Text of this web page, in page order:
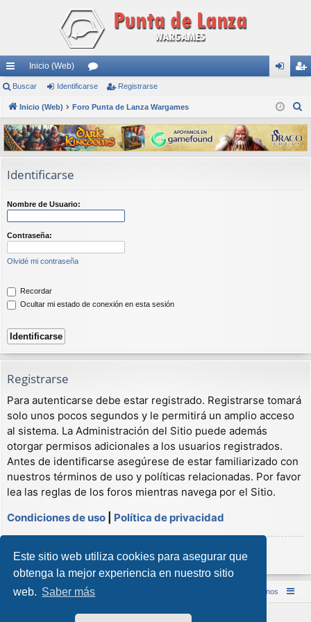
Este sitio web utiliza cookies para asegurar que
obtenga la mejor experiencia en nuestro sitio
web. Saber más
nl
ac
es
rá
pi
s
Inicio (Web)
or
os nti
fic
ar
ist
ra
rs
Buscar Identificarse Registrarse
Inicio (Web) Foro Punta de Lanza Wargames
s
c
Identificarse
Nombre de Usuario:
Contraseña:
Olvidé mi contraseña
Recordar
Ocultar mi estado de conexión en esta sesión
Registrarse
Para autenticarse debe estar registrado. Registrarse tomará
solo unos pocos segundos y le permitirá un amplio acceso
al sistema. La Administración del Sitio puede además
otorgar permisos adicionales a los usuarios registrados.
Antes de identificarse asegúrese de estar familiarizado con
nuestros términos de uso y políticas relacionadas. Por favor
lea las reglas de los foros mientras navega por el Sitio.
Condiciones de uso
Política de privacidad
Registrarse
Inicio (Web) Foro Punta de Lanza Wargames Contáctenos
Desarrollado porphpBB® Forum Software © phpBB Limited